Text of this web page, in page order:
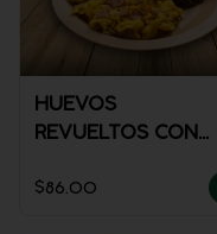
HUEVOS
REVUELTOS CON
$86.00